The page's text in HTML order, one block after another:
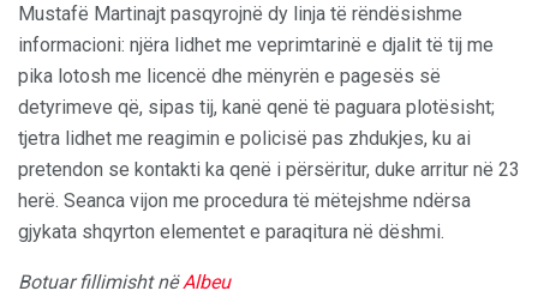
Mustafë Martinajt pasqyrojnë dy linja të rëndësishme
informacioni: njëra lidhet me veprimtarinë e djalit të tij me
pika lotosh me licencë dhe mënyrën e pagesës së
detyrimeve që, sipas tij, kanë qenë të paguara plotësisht;
tjetra lidhet me reagimin e policisë pas zhdukjes, ku ai
pretendon se kontakti ka qenë i përsëritur, duke arritur në 23
herë. Seanca vijon me procedura të mëtejshme ndërsa
gjykata shqyrton elementet e paraqitura në dëshmi.
Botuar fillimisht nëAlbeu